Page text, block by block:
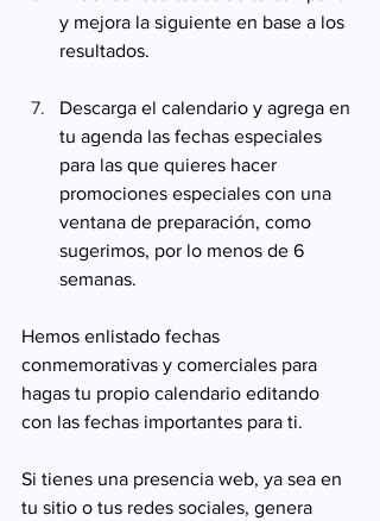
y mejora la siguiente en base a los
resultados.
Descarga el calendario y agrega en
tu agenda las fechas especiales
para las que quieres hacer
promociones especiales con una
ventana de preparación, como
sugerimos, por lo menos de 6
semanas.
Hemos enlistado fechas
conmemorativas y comerciales para
hagas tu propio calendario editando
con las fechas importantes para ti.
Si tienes una presencia web, ya sea en
tu sitio o tus redes sociales, genera